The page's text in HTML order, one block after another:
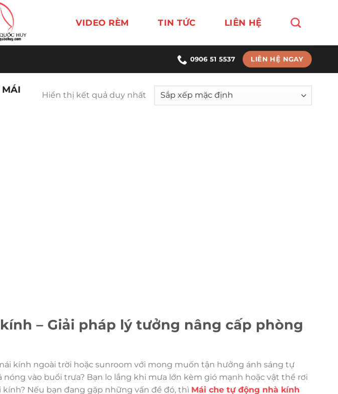
VIDEO RÈM TIN TỨC LIÊN HỆ
0906 51 5537 LIÊN HỆ NGAY
MÁI
Hiển thị kết quả duy nhất
– Giải pháp lý tưởng nâng cấp phòng
kính ngoài trời hoặc sunroom với mong muốn tận hưởng ánh sáng tự
vào buổi trưa? Bạn lo lắng khi mưa lớn kèm gió mạnh hoặc vật thể rơi
Nếu bạn đang gặp những vấn đề đó, thì Mái che tự động nhà kính